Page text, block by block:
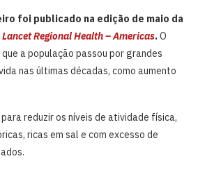
foi publicado na edição de maio da
Lancet Regional Health – Americas.O
a população passou por grandes
nas últimas décadas, como aumento
reduzir os níveis de atividade física,
ricas em sal e com excesso de